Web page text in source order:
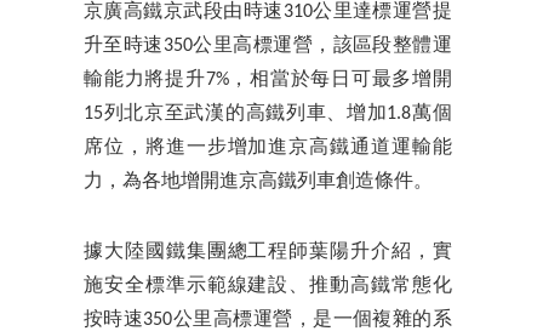
京廣高鐵京武段由時速310公里達標運營提
升至時速350公里高標運營，該區段整體運
輸能力將提升7%，相當於每日可最多增開
15列北京至武漢的高鐵列車、增加1.8萬個
席位，將進一步增加進京高鐵通道運輸能
力，為各地增開進京高鐵列車創造條件。
據大陸國鐵集團總工程師葉陽升介紹，實
施安全標準示範線建設、推動高鐵常態化
按時速350公里高標運營，是一個複雜的系